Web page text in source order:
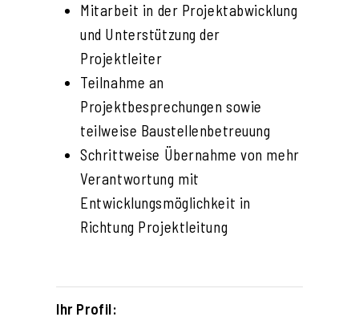
Mitarbeit in der Projektabwicklung
und Unterstützung der
Projektleiter
Teilnahme an
Projektbesprechungen sowie
teilweise Baustellenbetreuung
Schrittweise Übernahme von mehr
Verantwortung mit
Entwicklungsmöglichkeit in
Richtung Projektleitung
Ihr Profil: